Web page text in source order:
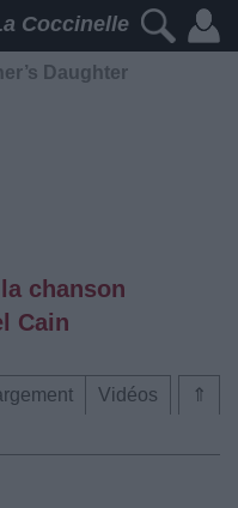
Coccinelle
Daughter
chanson
Cain
⇑
Vidéos